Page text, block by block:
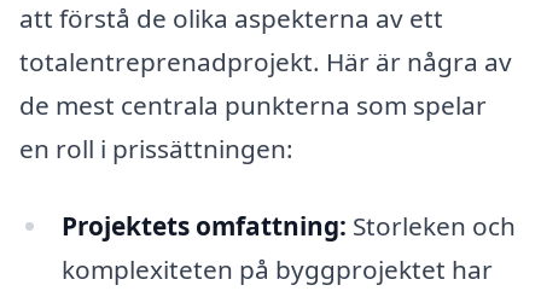
att förstå de olika aspekterna av ett
totalentreprenadprojekt. Här är några av
de mest centrala punkterna som spelar
en roll i prissättningen:
Projektets omfattning: Storleken och
komplexiteten på byggprojektet har